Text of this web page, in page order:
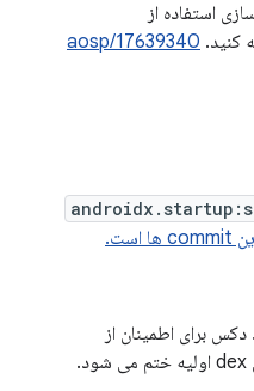
استفاده از
کنید. aosp/17639340
دکس برای اطمینان از
به فایل dex اولیه ختم می شود.